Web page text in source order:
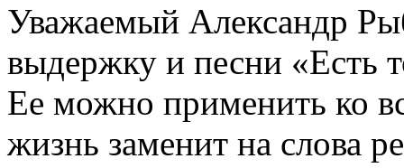
Уважаемый Александр
выдержку и песни «Есть
Ее можно применить ко
жизнь заменит на слова